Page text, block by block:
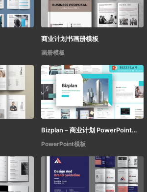
商业计划书画册模板
画册模板
Bizplan – 商业计划 PowerPoint演示模板
PowerPoint模板